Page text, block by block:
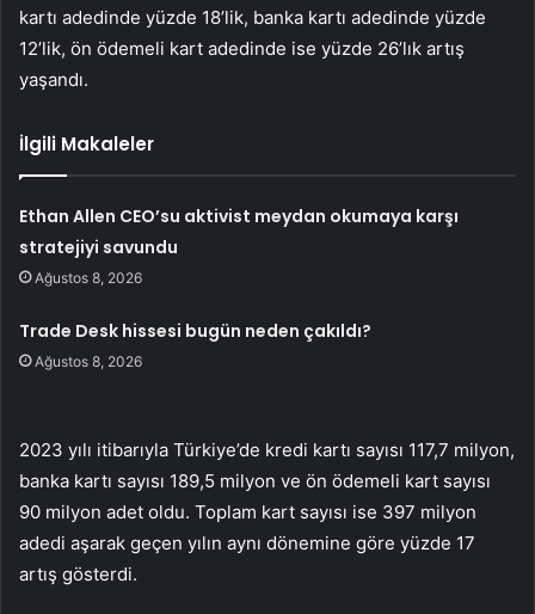
kartı adedinde yüzde 18’lik, banka kartı adedinde yüzde
12’lik, ön ödemeli kart adedinde ise yüzde 26’lık artış
yaşandı.
İlgili Makaleler
Ethan Allen CEO’su aktivist meydan okumaya karşı
stratejiyi savundu
Ağustos 8, 2026
Trade Desk hissesi bugün neden çakıldı?
Ağustos 8, 2026
2023 yılı itibarıyla Türkiye’de kredi kartı sayısı 117,7 milyon,
banka kartı sayısı 189,5 milyon ve ön ödemeli kart sayısı
90 milyon adet oldu. Toplam kart sayısı ise 397 milyon
adedi aşarak geçen yılın aynı dönemine göre yüzde 17
artış gösterdi.